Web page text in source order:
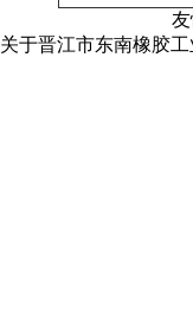
友
关于晋江市东南橡胶